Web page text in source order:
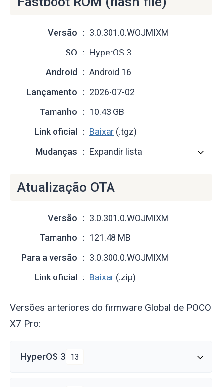
Versão
3.0.301.0.WOJMIXM
SO
HyperOS 3
Android
Android 16
Lançamento
2026-07-02
Tamanho
10.43 GB
Link oficial
Baixar (.tgz)
Mudanças
Expandir lista
Atualização OTA
Versão
3.0.301.0.WOJMIXM
Tamanho
121.48 MB
Para a versão
3.0.300.0.WOJMIXM
Link oficial
Baixar (.zip)
Versões anteriores do firmware Global de POCO
X7 Pro:
HyperOS 3 13